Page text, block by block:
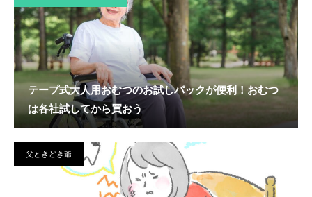
テープ式大人用おむつのお試しパックが便利！おむつ
は各社試してから買おう
父ときどき爺